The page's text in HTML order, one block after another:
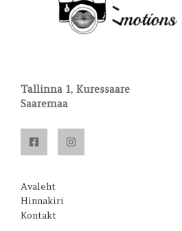
Tallinna 1, Kuressaare
Saaremaa
Avaleht
Hinnakiri
Kontakt